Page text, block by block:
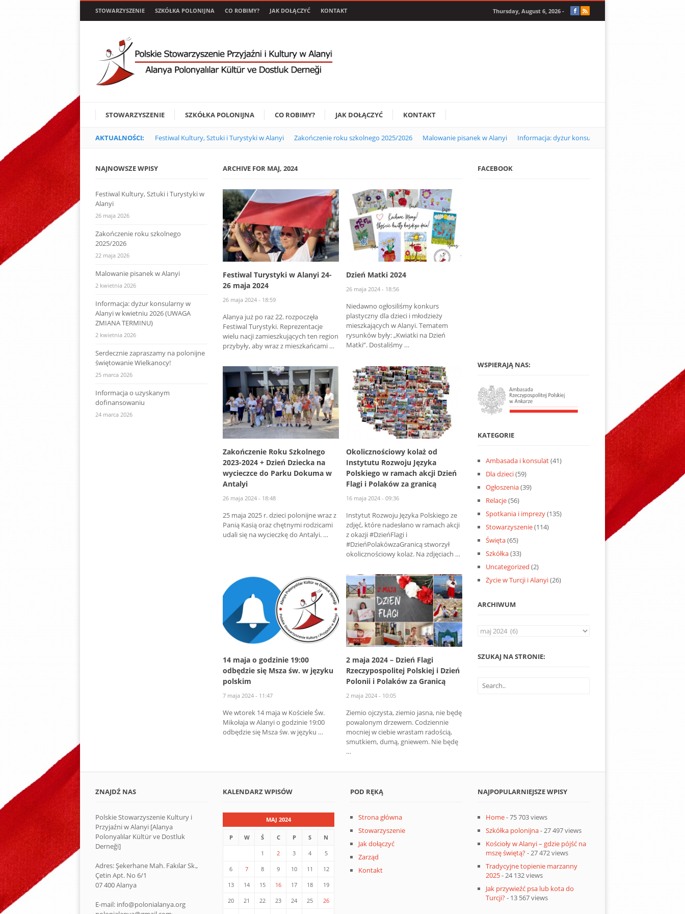
STOWARZYSZENIE SZKÓŁKA POLONIJNA CO ROBIMY? JAK DOŁĄCZYĆ KONTAKT Thursday, August 6, 2026 -
STOWARZYSZENIE SZKÓŁKA POLONIJNA CO ROBIMY? JAK DOŁĄCZYĆ KONTAKT
AKTUALNOŚCI: Festiwal Kultury, Sztuki i Turystyki w Alanyi Zakończenie roku szkolnego 2025/2026 Malowanie pisanek w Alanyi Informacja: dyżur konsularny w Alanyi w kwietniu 2026
ARCHIVE FOR MAJ, 2024
Festiwal Turystyki w Alanyi 24-
26 maja 2024
26 maja 2024 - 18:59
Alanya już po raz 22. rozpoczęła
Festiwal Turystyki. Reprezentacje
wielu nacji zamieszkujących ten region
przybyły, aby wraz z mieszkańcami …
Dzień Matki 2024
26 maja 2024 - 18:56
Niedawno ogłosiliśmy konkurs
plastyczny dla dzieci i młodzieży
mieszkających w Alanyi. Tematem
rysunków były: „Kwiatki na Dzień
Matki”. Dostaliśmy …
Zakończenie Roku Szkolnego
2023-2024 + Dzień Dziecka na
wycieczce do Parku Dokuma w
Antalyi
26 maja 2024 - 18:48
25 maja 2025 r. dzieci polonijne wraz z
Panią Kasią oraz chętnymi rodzicami
udali się na wycieczkę do Antalyi. …
Okolicznościowy kolaż od
Instytutu Rozwoju Języka
Polskiego w ramach akcji Dzień
Flagi i Polaków za granicą
16 maja 2024 - 09:36
Instytut Rozwoju Języka Polskiego ze
zdjęć, które nadesłano w ramach akcji
z okazji #DzieńFlagi i
#DzieńPolakówzaGranicą stworzył
okolicznościowy kolaż. Na zdjęciach …
14 maja o godzinie 19:00
odbędzie się Msza św. w języku
polskim
7 maja 2024 - 11:47
We wtorek 14 maja w Kościele Św.
Mikołaja w Alanyi o godzinie 19:00
odbędzie się Msza św. w języku …
2 maja 2024 – Dzień Flagi
Rzeczypospolitej Polskiej i Dzień
Polonii i Polaków za Granicą
2 maja 2024 - 10:05
Ziemio ojczysta, ziemio jasna, nie będę
powalonym drzewem. Codziennie
mocniej w ciebie wrastam radością,
smutkiem, dumą, gniewem. Nie będę
…
NAJNOWSZE WPISY
Festiwal Kultury, Sztuki i Turystyki w
Alanyi
26 maja 2026
Zakończenie roku szkolnego
2025/2026
22 maja 2026
Malowanie pisanek w Alanyi
2 kwietnia 2026
Informacja: dyżur konsularny w
Alanyi w kwietniu 2026 (UWAGA
ZMIANA TERMINU)
2 kwietnia 2026
Serdecznie zapraszamy na polonijne
świętowanie Wielkanocy!
25 marca 2026
Informacja o uzyskanym
dofinansowaniu
24 marca 2026
FACEBOOK
WSPIERAJĄ NAS:
KATEGORIE
Ambasada i konsulat(41)
Dla dzieci(59)
Ogłoszenia(39)
Relacje(56)
Spotkania i imprezy(135)
Stowarzyszenie(114)
Święta(65)
Szkółka(33)
Uncategorized (2)
Życie w Turcji i Alanyi(26)
ARCHIWUM
Archiwum
SZUKAJ NA STRONIE:
ZNAJDŹ NAS
Polskie Stowarzyszenie Kultury i
Przyjaźni w Alanyi [Alanya
Polonyalılar Kültür ve Dostluk
Derneği]
Adres: Şekerhane Mah. Fakılar Sk.,
Çetin Apt. No 6/1
07 400 Alanya
E-mail: info@polonialanya.org
KALENDARZ WPISÓW
MAJ 2024
P W Ś C P S N
1 2 3 4 5
6 7 8 9 10 11 12
13 14 15 16 17 18 19
20 21 22 23 24 25 26
POD RĘKĄ
Strona główna
Stowarzyszenie
Jak dołączyć
Zarząd
Kontakt
NAJPOPULARNIEJSZE WPISY
Home- 75 703 views
Szkółka polonijna- 27 497 views
Kościoły w Alanyi – gdzie pójść na
mszę świętą?- 27 472 views
Tradycyjne topienie marzanny
2025- 24 132 views
Jak przywieźć psa lub kota do
Turcji?- 13 567 views